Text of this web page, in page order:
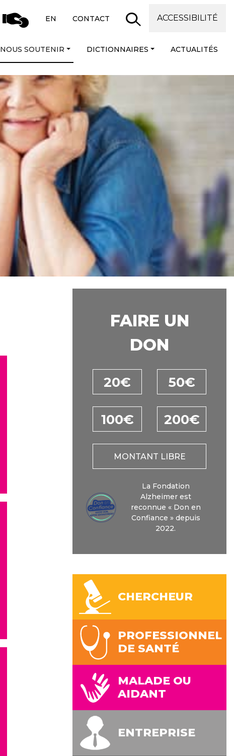
EN CONTACT ACCESSIBILITÉ
NOUS SOUTENIR DICTIONNAIRES ACTUALITÉS
FAIRE UN
DON
20€ 50€
100€ 200€
MONTANT LIBRE
La Fondation
Alzheimer est
reconnue « Don en
Confiance » depuis
2022.
CHERCHEUR
PROFESSIONNEL
DE SANTÉ
MALADE OU
AIDANT
ENTREPRISE